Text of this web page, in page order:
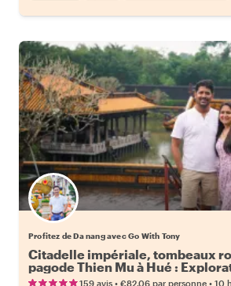
Profitez de Da nang avec Go With Tony
Citadelle impériale, tombeaux
pagode Thien Mu à Hué :
quotidienne
159 avis • €82.06 par personne • 10